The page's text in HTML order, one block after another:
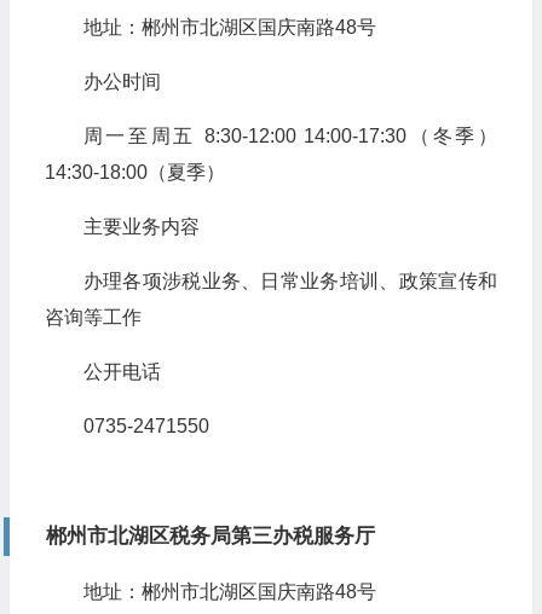
地址：郴州市北湖区国庆南路48号
办公时间
周一至周五 8:30-12:00 14:00-17:30（冬季）
14:30-18:00（夏季）
主要业务内容
办理各项涉税业务、日常业务培训、政策宣传和
咨询等工作
公开电话
0735-2471550
郴州市北湖区税务局第三办税服务厅
地址：郴州市北湖区国庆南路48号